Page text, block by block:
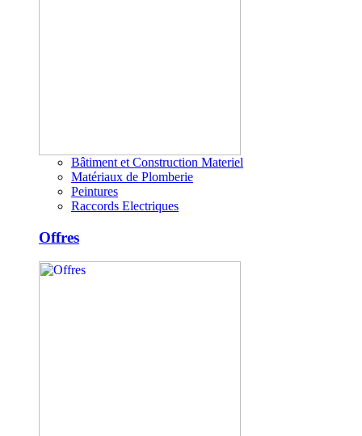
Bâtiment et Construction Materiel
Matériaux de Plomberie
Peintures
Raccords Electriques
Offres